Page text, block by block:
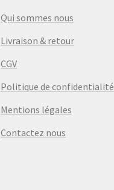
Qui sommes nous
Livraison & retour
CGV
Politique de confidentialité
Mentions légales
Contactez nous